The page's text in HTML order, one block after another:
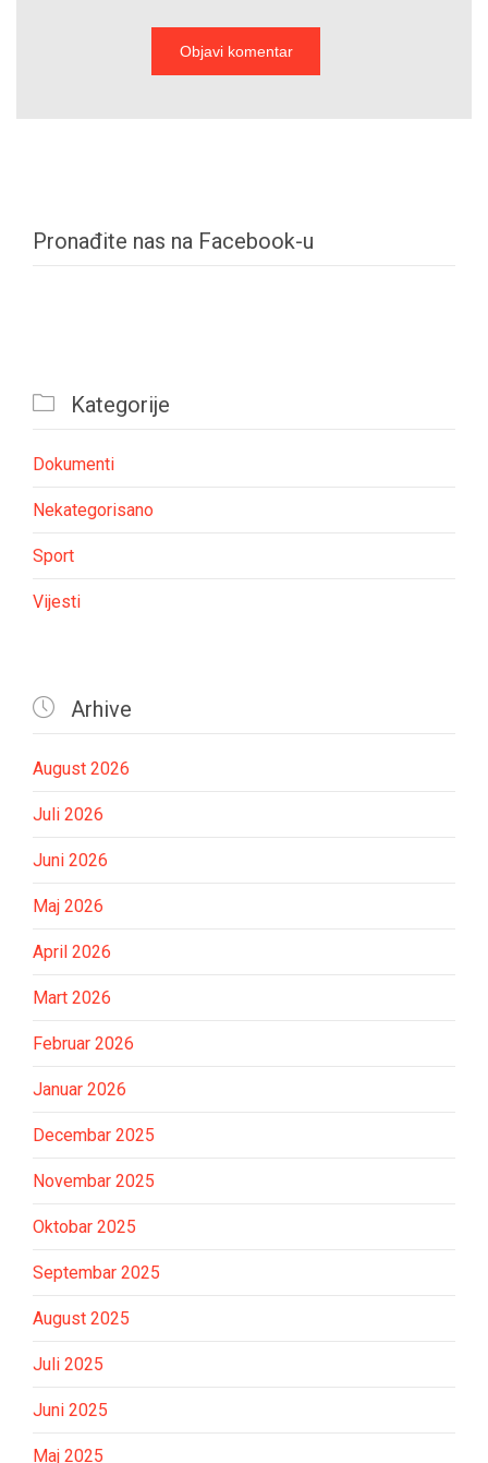
Pronađite nas na Facebook-u
 Kategorije
Dokumenti
Nekategorisano
Sport
Vijesti
 Arhive
August 2026
Juli 2026
Juni 2026
Maj 2026
April 2026
Mart 2026
Februar 2026
Januar 2026
Decembar 2025
Novembar 2025
Oktobar 2025
Septembar 2025
August 2025
Juli 2025
Juni 2025
Maj 2025